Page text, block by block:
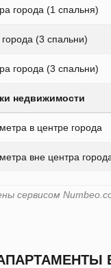
города (1 спальня)
(3 спальни)
города (3 спальни)
недвижимости
в центре города
вне центра
сервисом
В